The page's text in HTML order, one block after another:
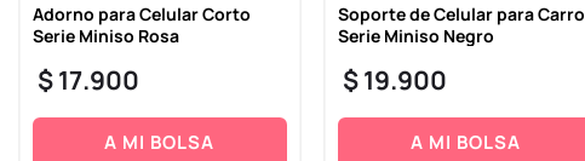
Adorno para Celular Corto
Serie Miniso Rosa
$17.900
A MI BOLSA
Soporte de Celular para Carro
Serie Miniso Negro
$19.900
A MI BOLSA